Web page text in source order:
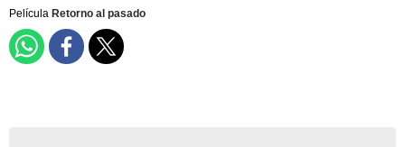
Película Retorno al pasado